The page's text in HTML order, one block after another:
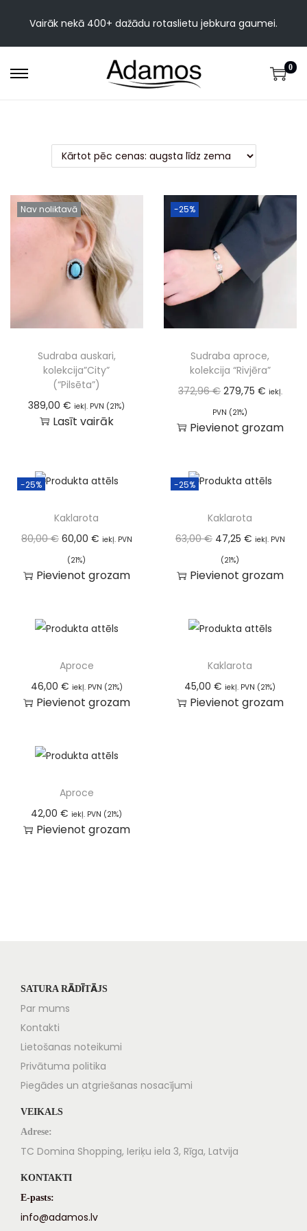
Vairāk nekā 400+ dažādu rotaslietu jebkura gaumei.
0
Nav noliktavā
Sudraba auskari,
kolekcija”City”
(“Pilsēta”)
389,00€ iekļ. PVN (21%)
Lasīt vairāk
-25%
Sudraba aproce,
kolekcija “Rivjēra”
372,96€ 279,75 € iekļ.
PVN (21%)
Pievienot grozam
-25%
Kaklarota
80,00€ 60,00 € iekļ. PVN
(21%)
Pievienot grozam
-25%
Kaklarota
63,00€ 47,25 € iekļ. PVN
(21%)
Pievienot grozam
Aproce
46,00 € iekļ. PVN (21%)
Pievienot grozam
Kaklarota
45,00€ iekļ. PVN (21%)
Pievienot grozam
Aproce
42,00€ iekļ. PVN (21%)
Pievienot grozam
SATURA RĀDĪTĀJS
Par mums
Kontakti
Lietošanas noteikumi
Privātuma politika
Piegādes un atgriešanas nosacījumi
VEIKALS
Adrese:
TC Domina Shopping, Ieriķu iela 3, Rīga, Latvija
KONTAKTI
E-pasts:
info@adamos.lv